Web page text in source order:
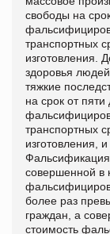
свободы на
транспортных
изготовления.
здоровья
тяжкие
на срок от
транспортных
изготовления,
Фальсификация
совершенной в
более раз
граждан, а
стоимость